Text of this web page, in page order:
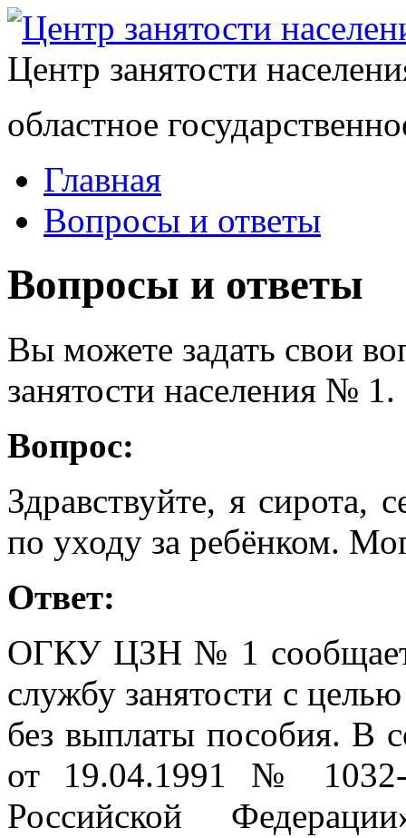
Центр занятости
областное
Главная
Вопросы и ответы
Вопросы и ответы
Вы можете задать свои
занятости населения № 1.
Вопрос:
Здравствуйте, я сирота,
по уходу за ребёнком.
Ответ:
ОГКУ ЦЗН № 1
службу занятости с
без выплаты пособия. В
от 19.04.1991 № 1032-
Российской